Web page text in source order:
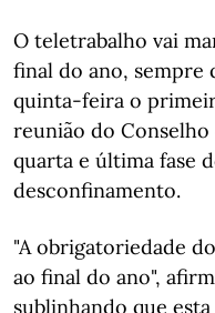
O teletrabalho vai
final do ano, sempre
quinta-feira o
reunião do
quarta e última fase
desconfinamento.
"A obrigatoriedade
ao final do ano",
sublinhando que